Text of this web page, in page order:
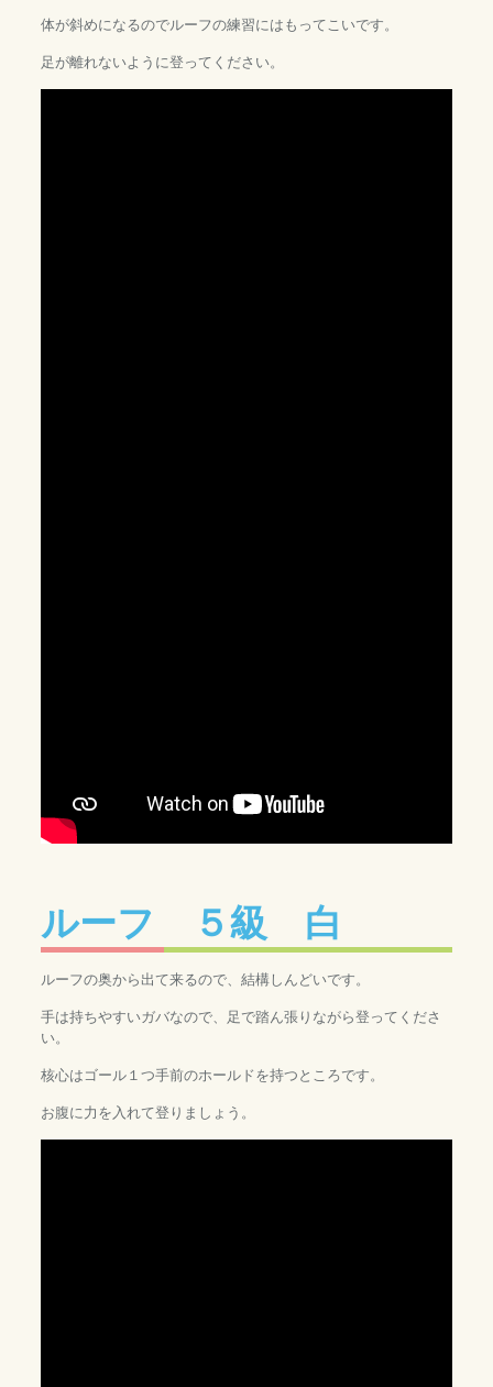
体が斜めになるのでルーフの練習にはもってこいです。
足が離れないように登ってください。
ルーフ ５級 白
ルーフの奥から出て来るので、結構しんどいです。
手は持ちやすいガバなので、足で踏ん張りながら登ってくださ
い。
核心はゴール１つ手前のホールドを持つところです。
お腹に力を入れて登りましょう。